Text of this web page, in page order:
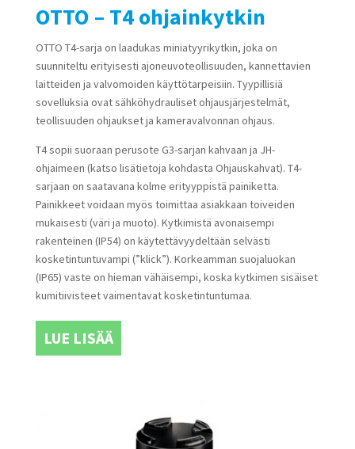
OTTO – T4 ohjainkytkin
OTTO T4-sarja on laadukas miniatyyrikytkin, joka on
suunniteltu erityisesti ajoneuvoteollisuuden, kannettavien
laitteiden ja valvomoiden käyttötarpeisiin. Tyypillisiä
sovelluksia ovat sähköhydrauliset ohjausjärjestelmät,
teollisuuden ohjaukset ja kameravalvonnan ohjaus.
T4 sopii suoraan perusote G3-sarjan kahvaan ja JH-
ohjaimeen (katso lisätietoja kohdasta Ohjauskahvat). T4-
sarjaan on saatavana kolme erityyppistä painiketta.
Painikkeet voidaan myös toimittaa asiakkaan toiveiden
mukaisesti (väri ja muoto). Kytkimistä avonaisempi
rakenteinen (IP54) on käytettävyydeltään selvästi
kosketintuntuvampi (”klick”). Korkeamman suojaluokan
(IP65) vaste on hieman vähäisempi, koska kytkimen sisäiset
kumitiivisteet vaimentavat kosketintuntumaa.
LUE LISÄÄ